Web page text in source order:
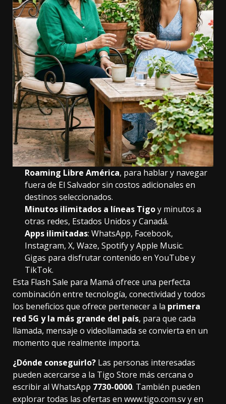
Roaming Libre América, para hablar y navegar
fuera de El Salvador sin costos adicionales en
destinos seleccionados.
Minutos ilimitados a líneas Tigoy minutos a
otras redes, Estados Unidos y Canadá.
Apps ilimitadas: WhatsApp, Facebook,
Instagram, X, Waze, Spotify y Apple Music.
Gigas para disfrutar contenido en YouTube y
TikTok.
Esta Flash Sale para Mamá ofrece una perfecta
combinación entre tecnología, conectividad y todos
los beneficios que ofrece pertenecer a la primera
red 5G y la más grande del país, para que cada
llamada, mensaje o videollamada se convierta en un
momento que realmente importa.
¿Dónde conseguirlo? Las personas interesadas
pueden acercarse a la Tigo Store más cercana o
escribir al WhatsApp 7730-0000. También pueden
explorar todas las ofertas en www.tigo.com.svy en